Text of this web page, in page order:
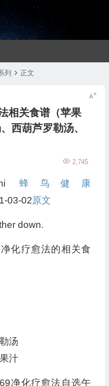
列 正文
相关食谱（苹果
西葫芦罗勒汤、
2,745
蜂鸟健康
03-02原文
down.
化疗愈法的相关食
汤
汁
净化疗愈法自选午